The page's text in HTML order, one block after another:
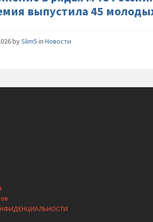
выпустила 45
bySlim5 inНовости